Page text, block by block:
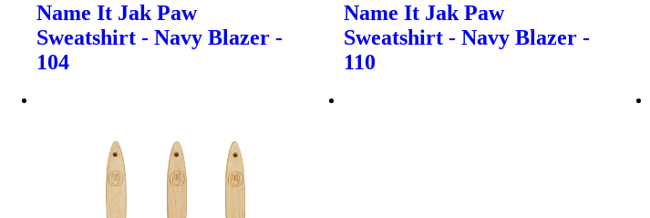
Name It Jak Paw
Sweatshirt - Navy Blazer -
104
Name It Jak Paw
Sweatshirt - Navy Blazer -
110